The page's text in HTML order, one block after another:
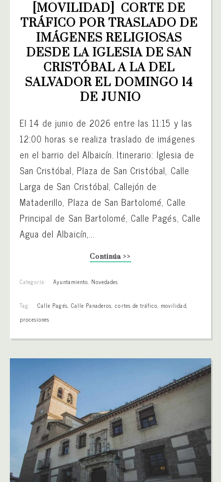
[MOVILIDAD]  CORTE DE
TRÁFICO POR TRASLADO DE
IMÁGENES RELIGIOSAS
DESDE LA IGLESIA DE SAN
CRISTÓBAL A LA DEL
SALVADOR EL DOMINGO 14
DE JUNIO
El 14 de junio de 2026 entre las 11:15 y las
12:00 horas se realiza traslado de imágenes
en el barrio del Albaicín. Itinerario: Iglesia de
San Cristóbal, Plaza de San Cristóbal, Calle
Larga de San Cristóbal, Callejón de
Mataderillo, Plaza de San Bartolomé, Calle
Principal de San Bartolomé, Calle Pagés, Calle
Agua del Albaicín,...
Continúa >>
Categoría: Ayuntamiento, Novedades
Tag: Calle Pagés, Calle Panaderos,cortes de tráfico, movilidad,
procesiones